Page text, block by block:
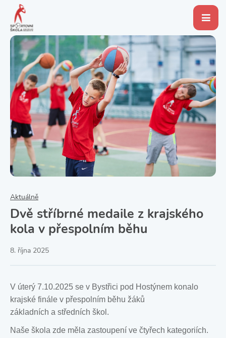
Aktuálně
Dvě stříbrné medaile z krajského
kola v přespolním běhu
8. října 2025
V úterý 7.10.2025 se v Bystřici pod Hostýnem konalo
krajské finále v přespolním běhu žáků
základních a středních škol.
Naše škola zde měla zastoupení ve čtyřech kategoriích.